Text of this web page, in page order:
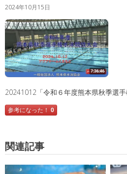
2024年10月15日
20241012「令和６年度熊本県秋季選手
参考になった！ 0
関連記事